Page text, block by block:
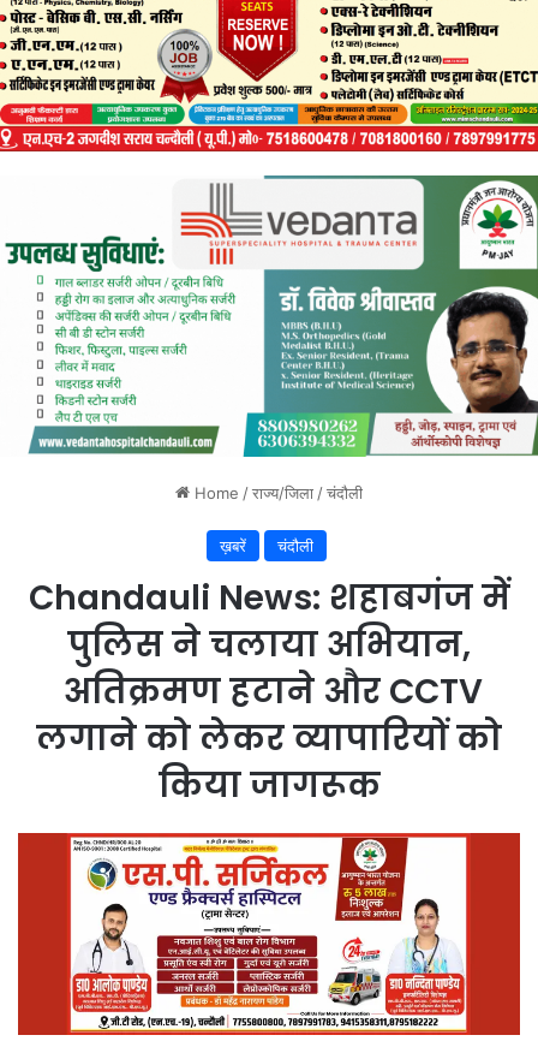
Home /राज्य/जिला/चंदौली
ख़बरें चंदौली
Chandauli News: शहाबगंज में
पुलिस ने चलाया अभियान,
अतिक्रमण हटाने और CCTV
लगाने को लेकर व्यापारियों को
किया जागरूक